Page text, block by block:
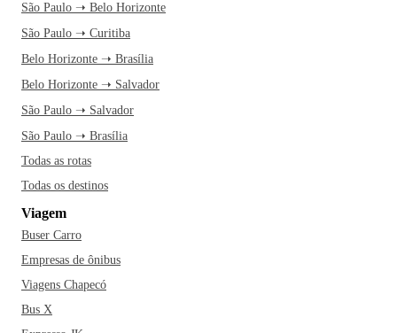
São Paulo ➝ Belo Horizonte
São Paulo ➝ Curitiba
Belo Horizonte ➝ Brasília
Belo Horizonte ➝ Salvador
São Paulo ➝ Salvador
São Paulo ➝ Brasília
Todas as rotas
Todas os destinos
Viagem
Buser Carro
Empresas de ônibus
Viagens Chapecó
Bus X